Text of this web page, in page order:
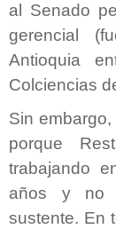
al Senado
gerencial
Antioquia
Colciencias
Sin
porque
trabajando
años y no
sustente. En